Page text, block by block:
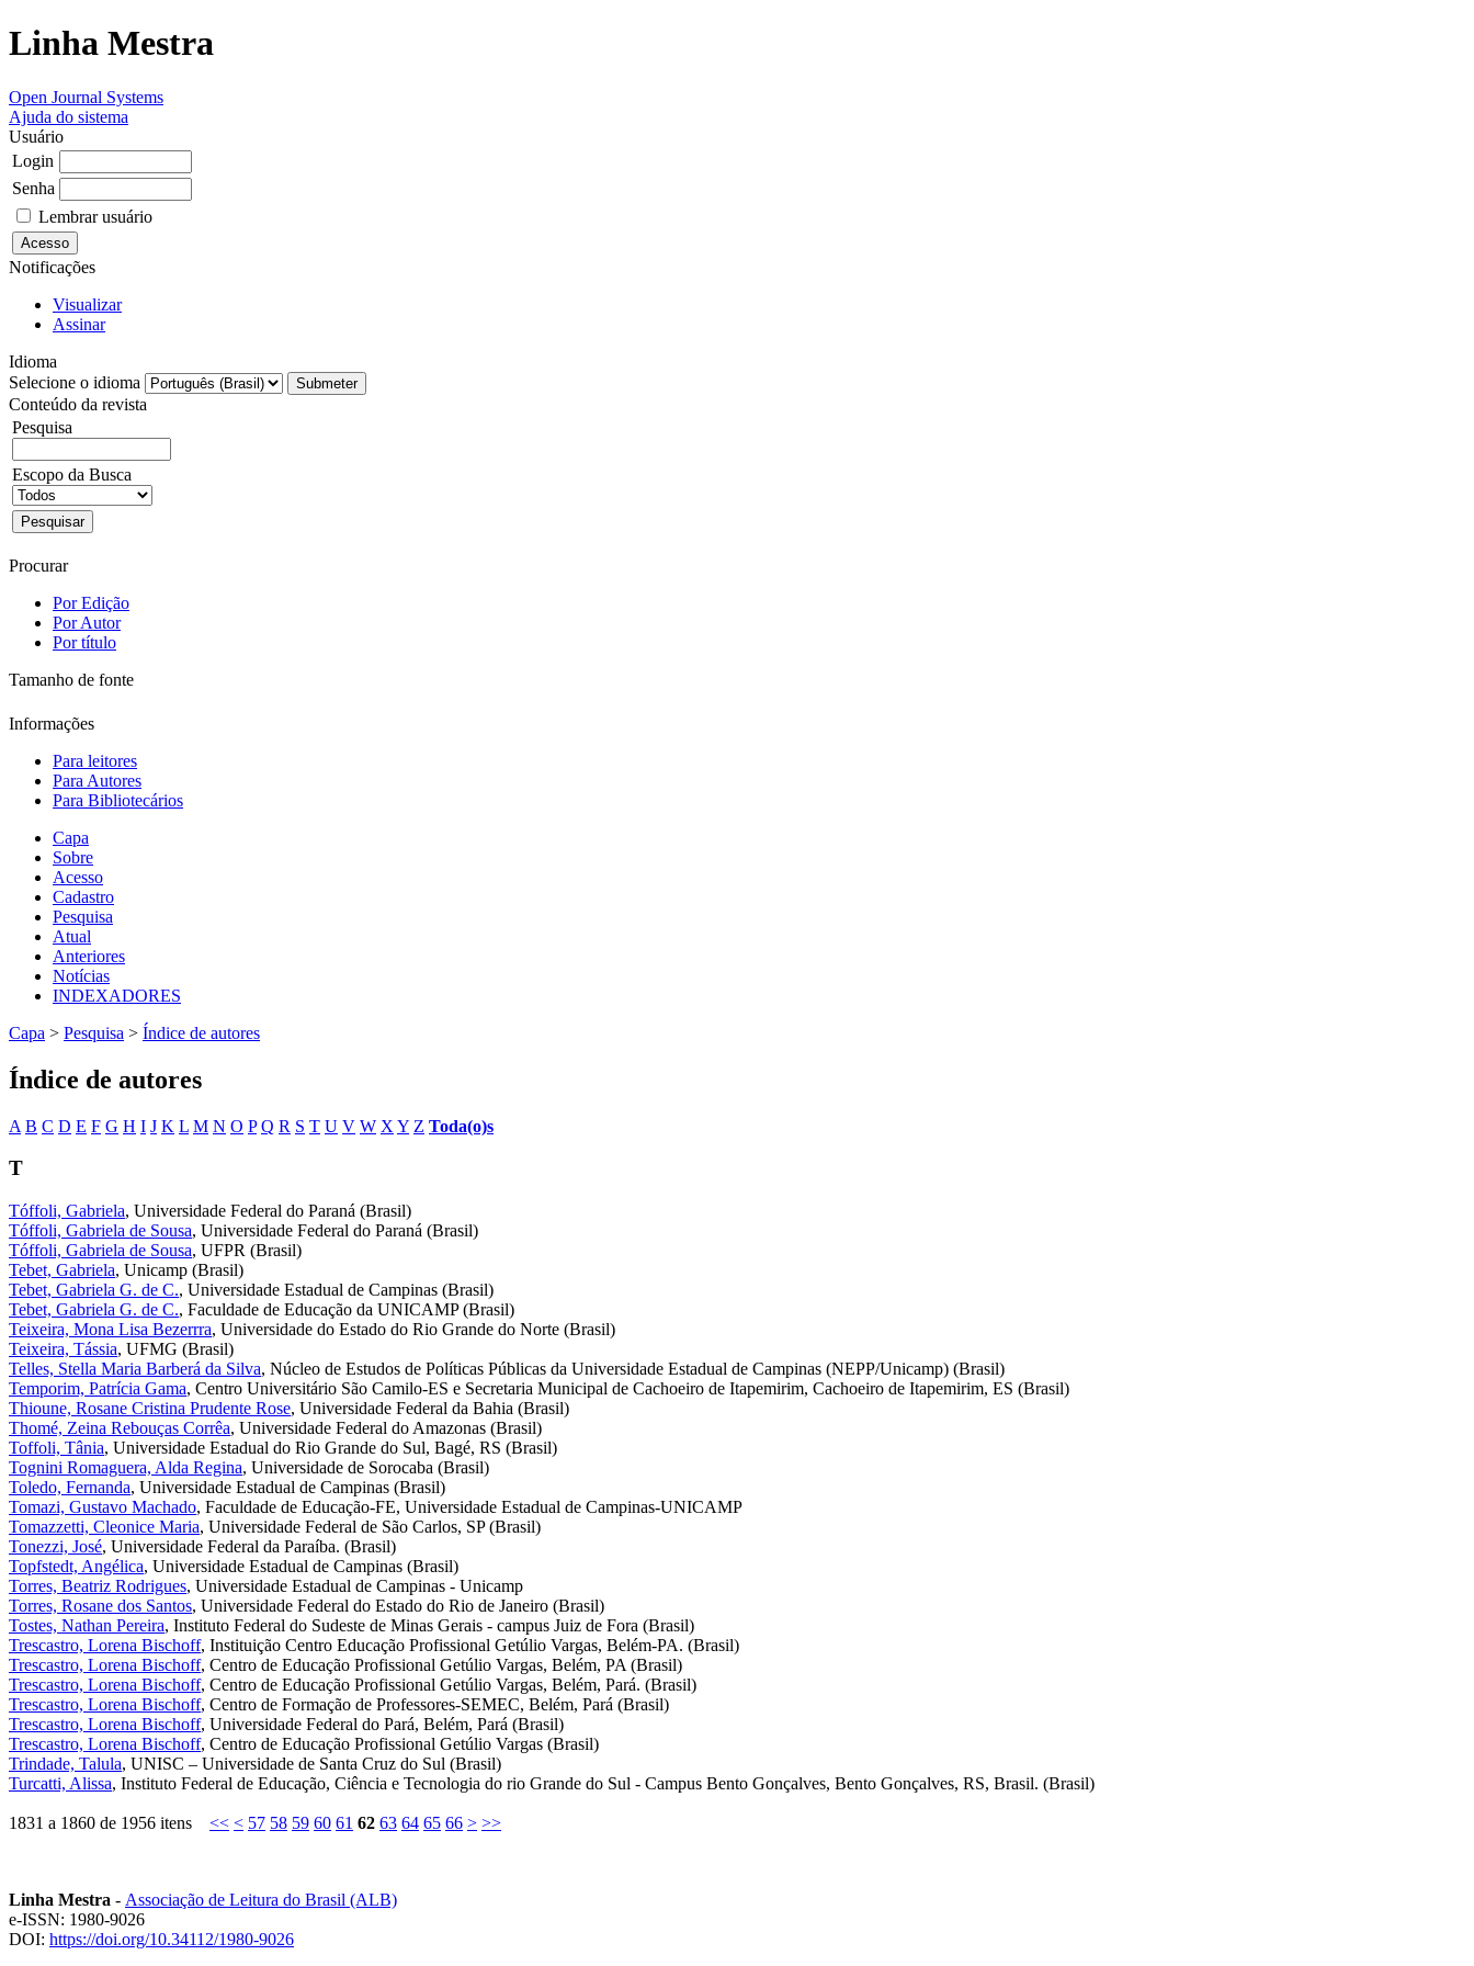
Linha Mestra
Open Journal Systems
Ajuda do sistema
Usuário
Login
Senha
Lembrar usuário
Notificações
Visualizar
Assinar
Idioma
Selecione o idioma
Conteúdo da revista
Pesquisa
Escopo da Busca
Procurar
Por Edição
Por Autor
Por título
Tamanho de fonte
Informações
Para leitores
Para Autores
Para Bibliotecários
Capa
Sobre
Acesso
Cadastro
Pesquisa
Atual
Anteriores
Notícias
INDEXADORES
Capa > Pesquisa > Índice de autores
Índice de autores
A B C D E F G H I J K L M N O P Q R S T U V W X Y Z Toda(o)s
T
Tóffoli, Gabriela, Universidade Federal do Paraná (Brasil)
Tóffoli, Gabriela de Sousa, Universidade Federal do Paraná (Brasil)
Tóffoli, Gabriela de Sousa, UFPR (Brasil)
Tebet, Gabriela, Unicamp (Brasil)
Tebet, Gabriela G. de C., Universidade Estadual de Campinas (Brasil)
Tebet, Gabriela G. de C., Faculdade de Educação da UNICAMP (Brasil)
Teixeira, Mona Lisa Bezerrra, Universidade do Estado do Rio Grande do Norte (Brasil)
Teixeira, Tássia, UFMG (Brasil)
Telles, Stella Maria Barberá da Silva, Núcleo de Estudos de Políticas Públicas da Universidade Estadual de Campinas (NEPP/Unicamp) (Brasil)
Temporim, Patrícia Gama, Centro Universitário São Camilo-ES e Secretaria Municipal de Cachoeiro de Itapemirim, Cachoeiro de Itapemirim, ES (Brasil)
Thioune, Rosane Cristina Prudente Rose, Universidade Federal da Bahia (Brasil)
Thomé, Zeina Rebouças Corrêa, Universidade Federal do Amazonas (Brasil)
Toffoli, Tânia, Universidade Estadual do Rio Grande do Sul, Bagé, RS (Brasil)
Tognini Romaguera, Alda Regina, Universidade de Sorocaba (Brasil)
Toledo, Fernanda, Universidade Estadual de Campinas (Brasil)
Tomazi, Gustavo Machado, Faculdade de Educação-FE, Universidade Estadual de Campinas-UNICAMP
Tomazzetti, Cleonice Maria, Universidade Federal de São Carlos, SP (Brasil)
Tonezzi, José, Universidade Federal da Paraíba. (Brasil)
Topfstedt, Angélica, Universidade Estadual de Campinas (Brasil)
Torres, Beatriz Rodrigues, Universidade Estadual de Campinas - Unicamp
Torres, Rosane dos Santos, Universidade Federal do Estado do Rio de Janeiro (Brasil)
Tostes, Nathan Pereira, Instituto Federal do Sudeste de Minas Gerais - campus Juiz de Fora (Brasil)
Trescastro, Lorena Bischoff, Instituição Centro Educação Profissional Getúlio Vargas, Belém-PA. (Brasil)
Trescastro, Lorena Bischoff, Centro de Educação Profissional Getúlio Vargas, Belém, PA (Brasil)
Trescastro, Lorena Bischoff, Centro de Educação Profissional Getúlio Vargas, Belém, Pará. (Brasil)
Trescastro, Lorena Bischoff, Centro de Formação de Professores-SEMEC, Belém, Pará (Brasil)
Trescastro, Lorena Bischoff, Universidade Federal do Pará, Belém, Pará (Brasil)
Trescastro, Lorena Bischoff, Centro de Educação Profissional Getúlio Vargas (Brasil)
Trindade, Talula, UNISC – Universidade de Santa Cruz do Sul (Brasil)
Turcatti, Alissa, Instituto Federal de Educação, Ciência e Tecnologia do rio Grande do Sul - Campus Bento Gonçalves, Bento Gonçalves, RS, Brasil. (Brasil)
1831 a 1860 de 1956 itens << < 57 58 59 60 61 62 63 64 65 66 > >>
Linha Mestra - Associação de Leitura do Brasil (ALB)
e-ISSN: 1980-9026
DOI: https://doi.org/10.34112/1980-9026